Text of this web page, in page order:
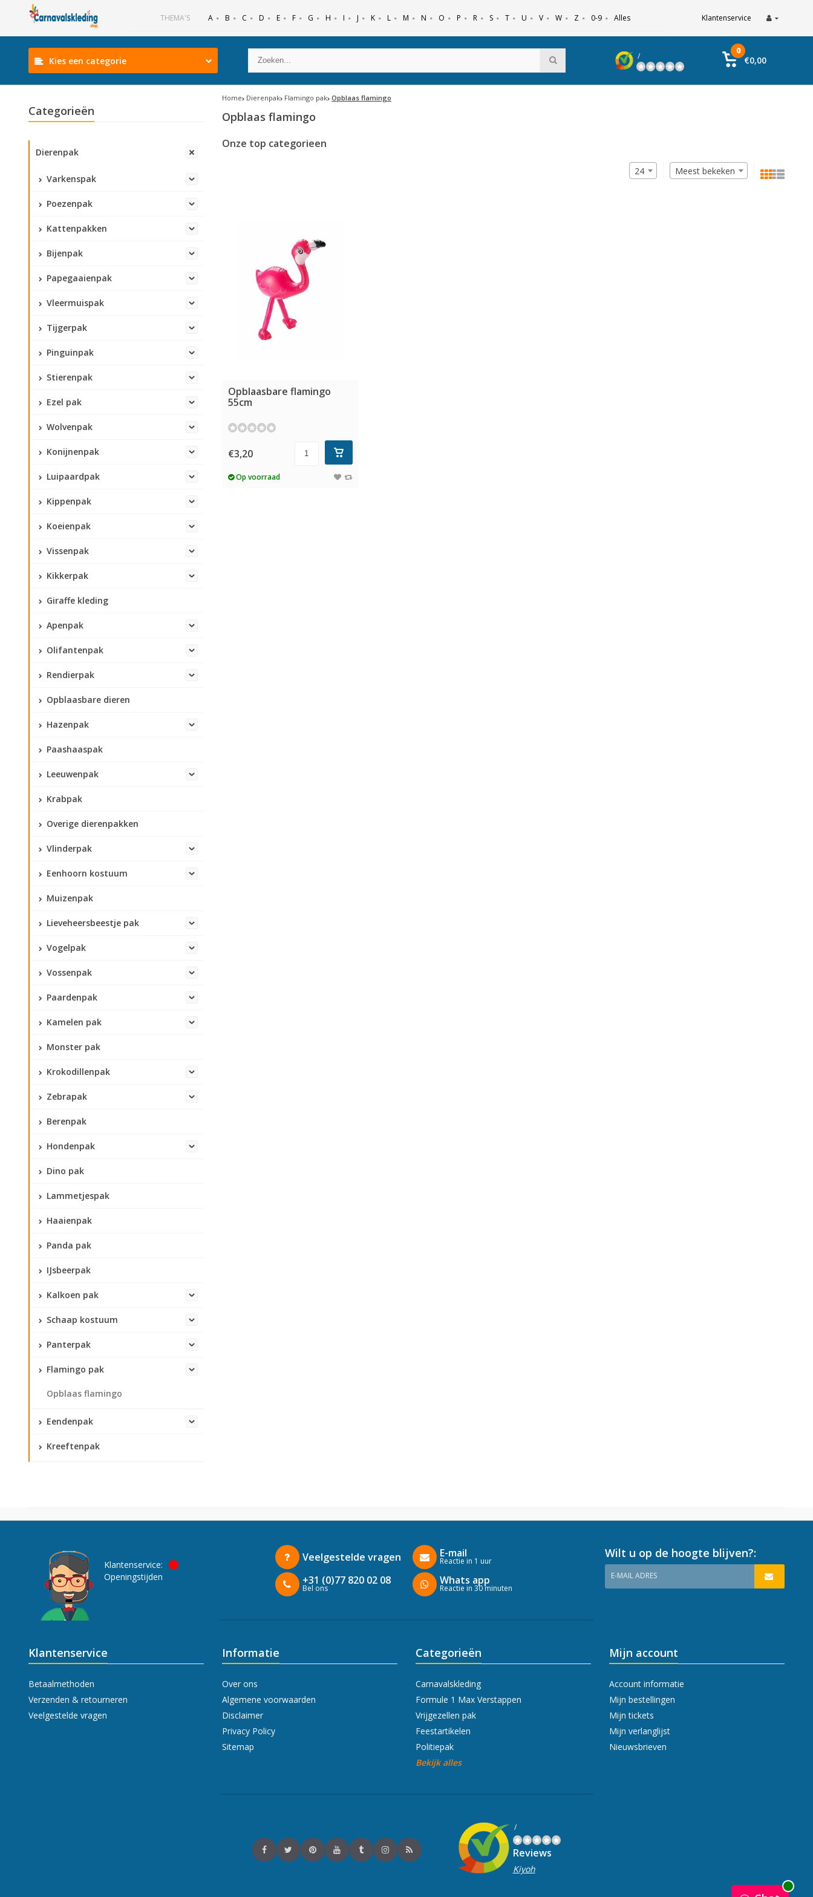
THEMA'S A B C D E F G H I J K L M N O P R S T U V W Z 0-9 Alles Klantenservice
Kies een categorie /
0
€0,00
Categorieën
Dierenpak
Varkenspak
Poezenpak
Kattenpakken
Bijenpak
Papegaaienpak
Vleermuispak
Tijgerpak
Pinguinpak
Stierenpak
Ezel pak
Wolvenpak
Konijnenpak
Luipaardpak
Kippenpak
Koeienpak
Vissenpak
Kikkerpak
Giraffe kleding
Apenpak
Olifantenpak
Rendierpak
Opblaasbare dieren
Hazenpak
Paashaaspak
Leeuwenpak
Krabpak
Overige dierenpakken
Vlinderpak
Eenhoorn kostuum
Muizenpak
Lieveheersbeestje pak
Vogelpak
Vossenpak
Paardenpak
Kamelen pak
Monster pak
Krokodillenpak
Zebrapak
Berenpak
Hondenpak
Dino pak
Lammetjespak
Haaienpak
Panda pak
IJsbeerpak
Kalkoen pak
Schaap kostuum
Panterpak
Flamingo pak
Opblaas flamingo
Eendenpak
Kreeftenpak
Home Dierenpak Flamingo pak Opblaas flamingo
Opblaas flamingo
Onze top categorieen
Meest bekeken
24
Opblaasbare flamingo
55cm
€3,20
Op voorraad
Klantenservice:
Openingstijden
Veelgestelde vragen
+31 (0)77 820 02 08
Bel ons
E-mail
Reactie in 1 uur
Whats app
Reactie in 30 minuten
Wilt u op de hoogte blijven?:
E-MAIL ADRES
Klantenservice
Betaalmethoden
Verzenden & retourneren
Veelgestelde vragen
Informatie
Over ons
Algemene voorwaarden
Disclaimer
Privacy Policy
Sitemap
Categorieën
Carnavalskleding
Formule 1 Max Verstappen
Vrijgezellen pak
Feestartikelen
Politiepak
Bekijk alles
Mijn account
Account informatie
Mijn bestellingen
Mijn tickets
Mijn verlanglijst
Nieuwsbrieven
/
Reviews
Kiyoh